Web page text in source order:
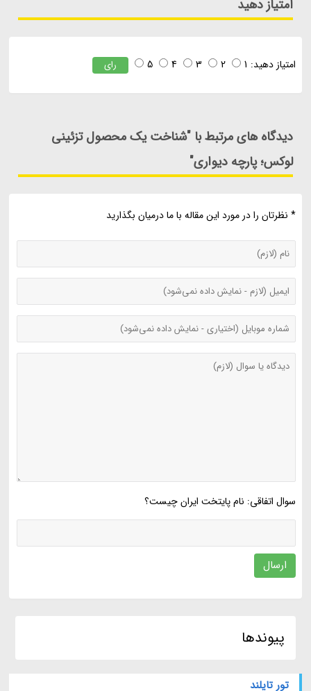
امتیاز دهید
امتیاز دهید: 1
2
3
4
5 رای
دیدگاه های مرتبط با "شناخت یک محصول تزئینی
لوکس؛ پارچه دیواری"
* نظرتان را در مورد این مقاله با ما درمیان بگذارید
سوال اتفاقی: نام پایتخت ایران چیست؟
ارسال
پیوندها
تور تایلند